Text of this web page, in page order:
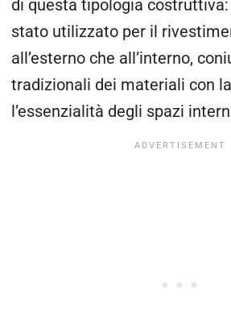
di questa tipologia costruttiva:
stato utilizzato per il
all’esterno che all’interno,
tradizionali dei materiali con
l’essenzialità degli spazi